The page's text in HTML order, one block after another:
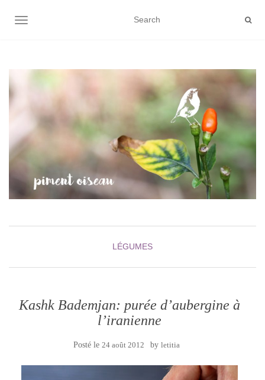
AFFICHER/MASQUER LA NAVIGATION
LÉGUMES
Kashk Bademjan: purée d’aubergine à
l’iranienne
Posté le 24 août 2012 by letitia